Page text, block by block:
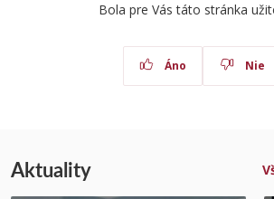
Bola pre Vás táto stránka
Áno Nie
Aktuality